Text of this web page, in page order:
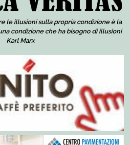
le illusioni sulla propria condizione è la
condizione che ha bisogno di illusioni
Karl Marx